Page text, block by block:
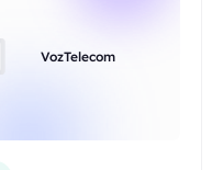
VozTelecom